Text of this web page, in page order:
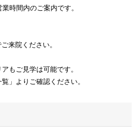
時間内のご案内です。
来院ください。
もご見学は可能です。
」よりご確認ください。